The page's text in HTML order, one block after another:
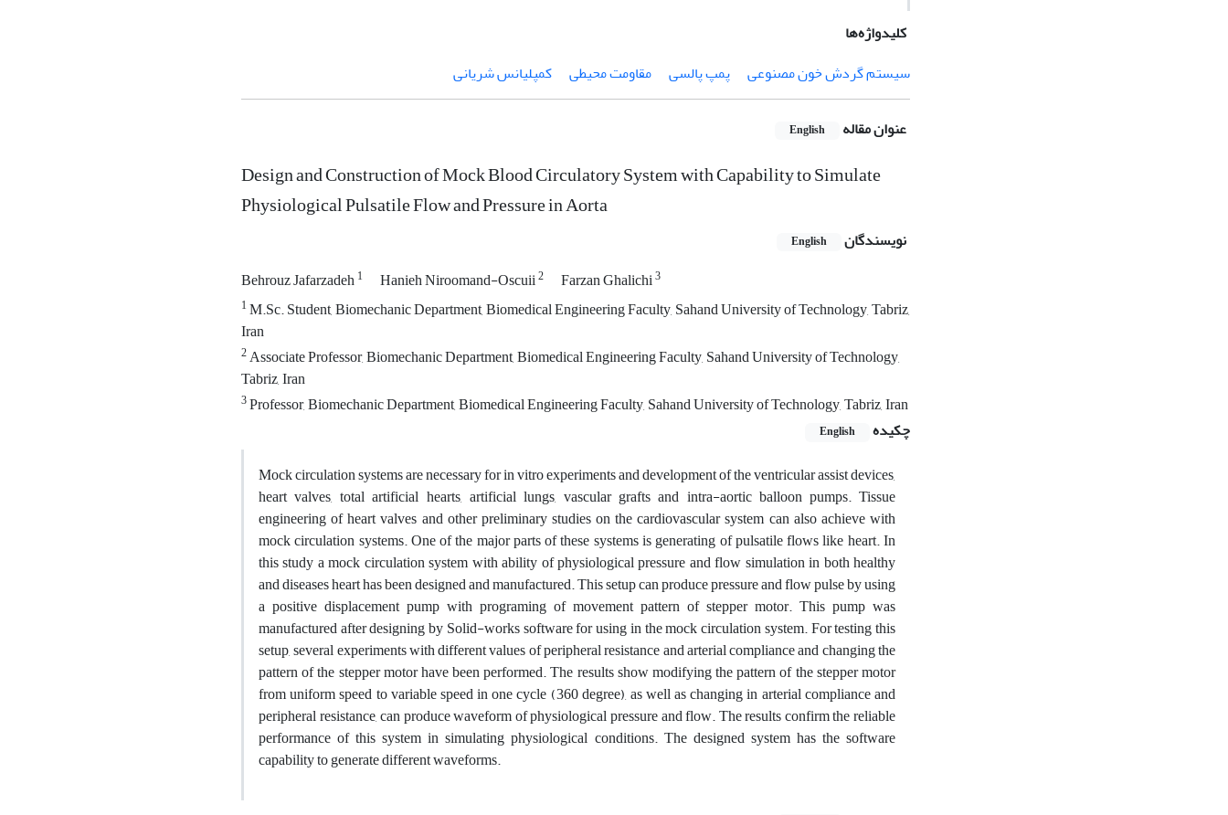
کلیدواژه‌ها
سیستم گردش خون مصنوعی
پمپ پالسی مقاومت محیطی کمپلیانس شریانی
عنوان مقاله English
Design and Construction of Mock Blood Circulatory System with Capability to Simulate
Physiological Pulsatile Flow and Pressure in Aorta
نویسندگان English
Behrouz Jafarzadeh1 Hanieh Niroomand-Oscuii2 Farzan Ghalichi3
1M.Sc. Student, Biomechanic Department, Biomedical Engineering Faculty, Sahand University of Technology, Tabriz,
Iran
2Associate Professor, Biomechanic Department, Biomedical Engineering Faculty, Sahand University of Technology,
Tabriz, Iran
3Professor, Biomechanic Department, Biomedical Engineering Faculty, Sahand University of Technology, Tabriz, Iran
چکیده
English
Mock circulation systems are necessary for in vitro experiments and development of the ventricular assist devices,
heart valves, total artificial hearts, artificial lungs, vascular grafts and intra-aortic balloon pumps. Tissue
engineering of heart valves and other preliminary studies on the cardiovascular system can also achieve with
mock circulation systems. One of the major parts of these systems is generating of pulsatile flows like heart. In
this study a mock circulation system with ability of physiological pressure and flow simulation in both healthy
and diseases heart has been designed and manufactured. This setup can produce pressure and flow pulse by using
a positive displacement pump with programing of movement pattern of stepper motor. This pump was
manufactured after designing by Solid-works software for using in the mock circulation system. For testing this
setup, several experiments with different values of peripheral resistance and arterial compliance and changing the
pattern of the stepper motor have been performed. The results show modifying the pattern of the stepper motor
from uniform speed to variable speed in one cycle (360 degree), as well as changing in arterial compliance and
peripheral resistance, can produce waveform of physiological pressure and flow. The results confirm the reliable
performance of this system in simulating physiological conditions. The designed system has the software
capability to generate different waveforms.